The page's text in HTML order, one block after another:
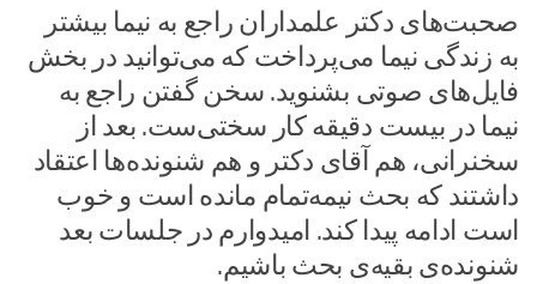
صحبت‌های دکتر علمداران راجع به نیما بیشتر
به زندگی نیما می‌پرداخت که می‌توانید در بخش
فایل‌های صوتی بشنوید. سخن گفتن راجع به
نیما در بیست دقیقه کار سختی‌ست. بعد از
سخنرانی، هم آقای دکتر و هم شنونده‌ها اعتقاد
داشتند که بحث نیمه‌تمام مانده است و خوب
است ادامه پیدا کند. امیدوارم در جلسات بعد
شنونده‌ی بقیه‌ی بحث باشیم.